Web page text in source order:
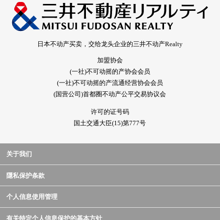
日本不动产买卖，交给龙头企业的三井不动产Realty
加盟协会
(一社)不可动摇的产协会会员
(一社)不可动摇的产流通经营协会会员
(国营公司)首都圈不动产公平交易协议会
许可的证号码
国土交通大臣(15)第777号
关于我们
隱私保护条款
个人信息使用管理
有关特定个人信息保护的基本方针